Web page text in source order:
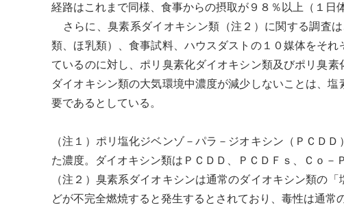
経路はこれまで同様、食事からの摂取が９８％以上（１日
さらに、臭素系ダイオキシン類（注２）に関する調査
類 、ほ乳類）、食事試料、ハウスダストの１０媒体をそ
ているのに対し、ポリ臭素化ダイオキシン類及びポリ臭素
ダイオキシン類の大気環境中濃度が減少しないことは、塩
要であるとしている。
（注１）ポリ塩化ジベンゾ－パラ－ジオキシン（ＰＣＤＤ
た濃度。
ダイオキシン類はＰＣＤＤ、ＰＣＤＦｓ、Ｃｏ－
（注２）臭素系ダイオキシンは通常のダイオキシン類の「
どが不完全燃焼すると発生するとされており、毒性は通常